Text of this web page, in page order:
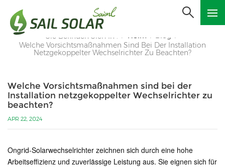
Sie Befinden Sich In : Heim Blog
Welche Vorsichtsmaßnahmen Sind Bei Der Installation
Netzgekoppelter Wechselrichter Zu Beachten?
Welche Vorsichtsmaßnahmen sind bei der
Installation netzgekoppelter Wechselrichter zu
beachten?
APR 22, 2024
Ongrid-Solarwechselrichter zeichnen sich durch eine hohe
Arbeitseffizienz und zuverlässige Leistung aus. Sie eignen sich für